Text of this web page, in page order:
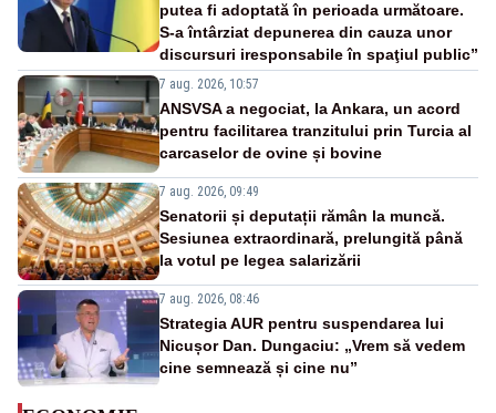
putea fi adoptată în perioada următoare.
S-a întârziat depunerea din cauza unor
discursuri iresponsabile în spaţiul public”
7 aug. 2026, 10:57
ANSVSA a negociat, la Ankara, un acord
pentru facilitarea tranzitului prin Turcia al
carcaselor de ovine și bovine
7 aug. 2026, 09:49
Senatorii și deputații rămân la muncă.
Sesiunea extraordinară, prelungită până
la votul pe legea salarizării
7 aug. 2026, 08:46
Strategia AUR pentru suspendarea lui
Nicușor Dan. Dungaciu: „Vrem să vedem
cine semnează și cine nu”